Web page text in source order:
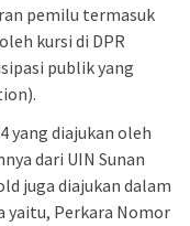
pemilu termasuk
kursi di DPR
publik yang
yang diajukan oleh
dari UIN Sunan
juga diajukan dalam
yaitu, Perkara Nomor